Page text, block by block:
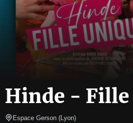
Hinde -
Espace Gerson (Lyon)